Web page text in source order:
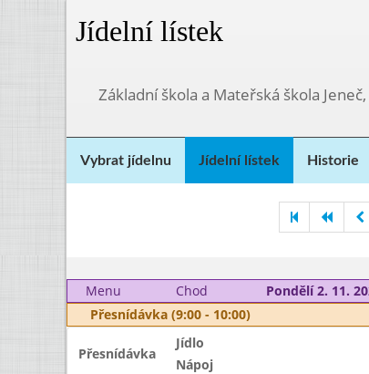
Jídelní lístek
Základní škola a Mateřská škola
Vybrat jídelnu Jídelní lístek Historie
Menu
Chod Pondělí 2. 11.
Přesnídávka (9:00 - 10:00)
Přesnídávka
Jídlo
Nápoj